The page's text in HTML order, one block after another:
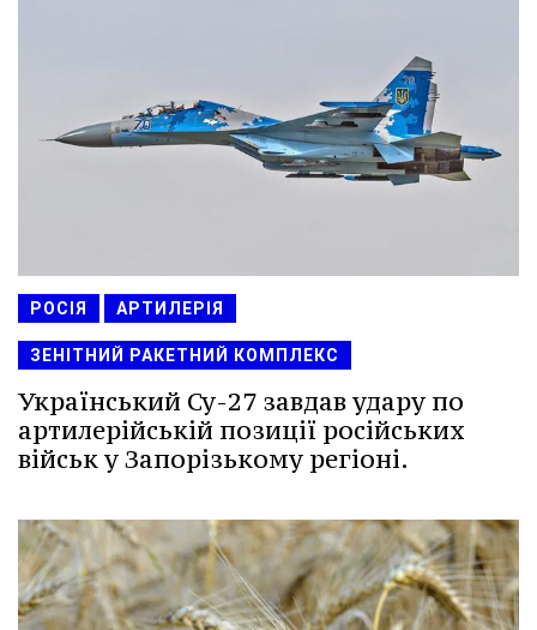
РОСІЯ АРТИЛЕРІЯ
ЗЕНІТНИЙ РАКЕТНИЙ КОМПЛЕКС
Український Су-27 завдав удару по
артилерійській позиції російських
військ у Запорізькому регіоні.